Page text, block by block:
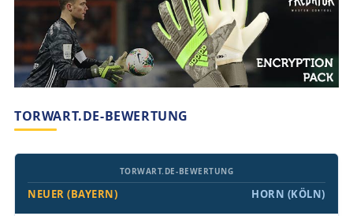
TORWART.DE-BEWERTUNG
NEUER (BAYERN)
TORWART.DE-BEWERTUNG
HORN (KÖLN)